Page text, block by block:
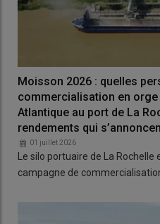
Moisson 2026 : quelles
commercialisation en orge
Atlantique au port de La
rendements qui
01 juillet 2026
Le silo portuaire de La
campagne de